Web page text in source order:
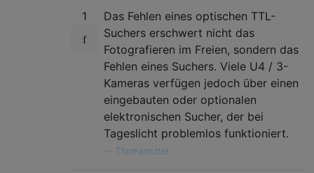
GoShotCamera 50 mm 1: 2,0-Tilt-Shift-
Fotodiox-Verschiebeadapter - Canon
Adriano Lolli Neigungsadapter - die
Flammpunkt-Neigungsadapter - Nikon-
1
Das Fehlen eines optischen TTL-
Suchers erschwert nicht das
Fotografieren im Freien, sondern das
Fehlen eines Suchers. Viele U4 / 3-
Kameras verfügen jedoch über einen
eingebauten oder optionalen
elektronischen Sucher, der bei
Tageslicht problemlos funktioniert.
Thomasrutter